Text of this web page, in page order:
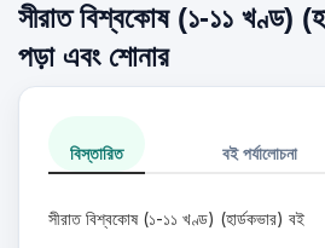
সীরাত বিশ্বকোষ (১-১১ খণ্ড)
পড়া এবং শোনার
বিস্তারিত বই পর্যালোচনা
সীরাত বিশ্বকোষ (১-১১ খণ্ড) (হার্ডকভার) বই